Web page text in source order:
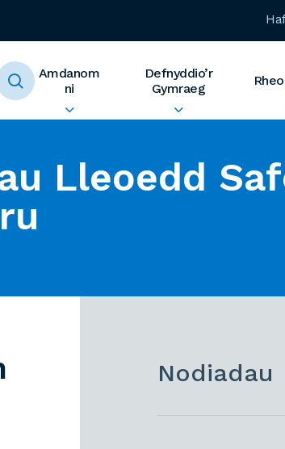
Amdanom
ni
Defnyddio’r
Gymraeg
Lleoedd
Nodiadau